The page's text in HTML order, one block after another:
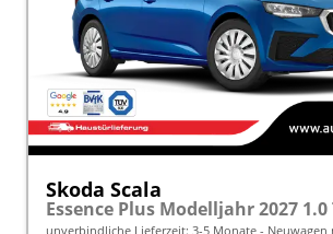
Skoda Scala
unverbindliche Lieferzeit: 3-5 Monate Neuwagen